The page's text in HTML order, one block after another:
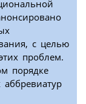
с целью
проблем.
порядке